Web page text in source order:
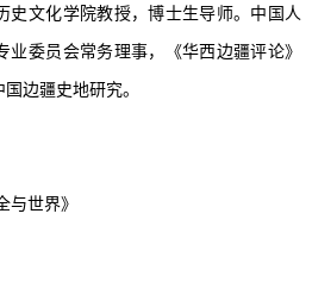
史文化学院教授，博士生导师。中国人
委员会常务理事，《华西边疆评论》
边疆史地研究。
与世界》